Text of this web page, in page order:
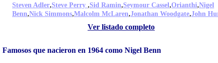
Steven Adler,Steve Perry ,Sid Ramin,Seymour Cassel,Orianthi,Nigel
Benn,Nick Simmons,Malcolm McLaren,Jonathan Woodgate,John
Ver listado completo
Famosos que nacieron en 1964 como Nigel Benn